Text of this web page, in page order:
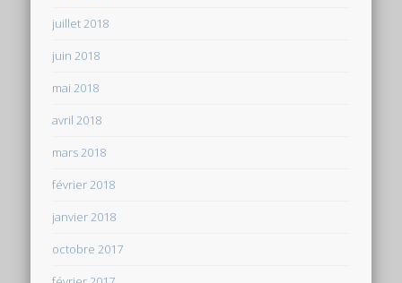
juillet 2018
juin 2018
mai 2018
avril 2018
mars 2018
février 2018
janvier 2018
octobre 2017